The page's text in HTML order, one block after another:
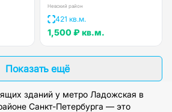
Невский район
421 кв.м.
1,500 ₽ кв.м.
Показать ещё
зданий у метро Ладожская в
Санкт-Петербурга — это